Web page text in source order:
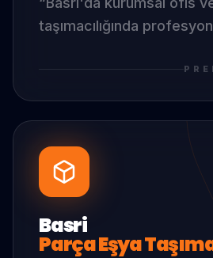
taşımacılığında
Basri
Parça Eşya